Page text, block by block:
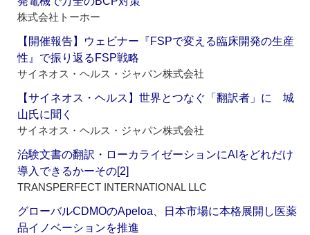
株式会社トーホー
【開催報告】ウェビナー『FSPで変える臨床開発の生産
性』で振り返るFSP戦略
サイネオス・ヘルス・ジャパン株式会社
【サイネオス・ヘルス】世界とつなぐ「翻訳者」に 城
山氏に聞く
サイネオス・ヘルス・ジャパン株式会社
治験文書の翻訳・ローカライゼーションにAIをどれだけ
導入できるかーその[2]
TRANSPERFECT INTERNATIONAL LLC
グローバルCDMOのApeloa、日本市場に本格展開し医薬
品イノベーションを推進